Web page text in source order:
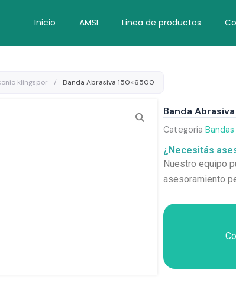
Inicio AMSI Linea de productos
klingspor / Banda Abrasiva 150×6500
Banda
Categoría
¿Necesitás
Nuestro equipo
asesoramiento